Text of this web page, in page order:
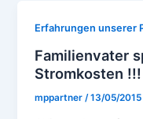
Erfahrungen unserer
Familienvater
Stromkosten !!!
mppartner/13/05/2015